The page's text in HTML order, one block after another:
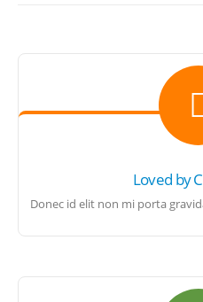
Loved by
Donec id elit non mi porta